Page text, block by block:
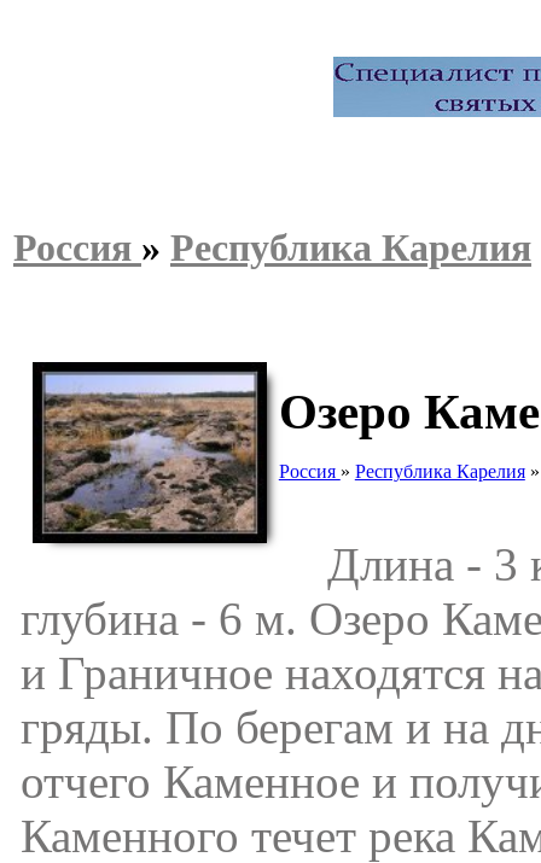
Россия » Республика Карелия
Озеро
Россия » Республика Карелия
Длина - 3
глубина - 6 м. Озеро
и Граничное находятся
гряды. По берегам и на
отчего Каменное и
Каменного течет река